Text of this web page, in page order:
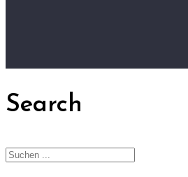
Search